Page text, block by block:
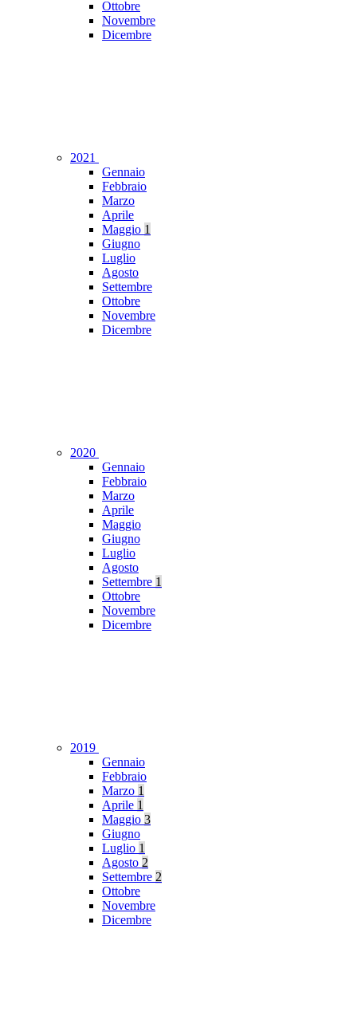
Ottobre
Novembre
Dicembre
2021
Gennaio
Febbraio
Marzo
Aprile
Maggio 1
Giugno
Luglio
Agosto
Settembre
Ottobre
Novembre
Dicembre
2020
Gennaio
Febbraio
Marzo
Aprile
Maggio
Giugno
Luglio
Agosto
Settembre 1
Ottobre
Novembre
Dicembre
2019
Gennaio
Febbraio
Marzo 1
Aprile 1
Maggio 3
Giugno
Luglio 1
Agosto 2
Settembre 2
Ottobre
Novembre
Dicembre